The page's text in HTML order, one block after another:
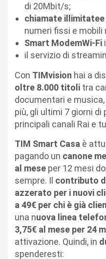
di 20Mbit/s;
chiamate
numeri fissi e mobili
Smart ModemWi-Fi
il servizio di
Con TIMvision hai a
oltre 8.000 titoli tra
documentari e
più, gli ultimi 7 giorni
principali canali Rai e
TIM Smart Casa è
pagando un canone
al mese per 12 mesi
sempre. Il contributo
azzerato per i nuovi
a 49€ per chi è già
una nuova linea
3,75€ al mese per 24
attivazione. Quindi, in
spenderesti: